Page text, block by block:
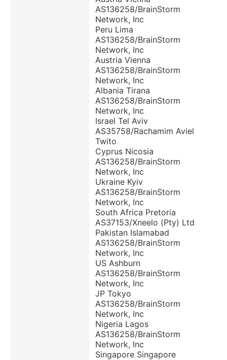
AS136258/BrainStorm
Network, Inc
Peru Lima
AS136258/BrainStorm
Network, Inc
Austria Vienna
AS136258/BrainStorm
Network, Inc
Albania Tirana
AS136258/BrainStorm
Network, Inc
Israel Tel Aviv
AS35758/Rachamim Aviel
Twito
Cyprus Nicosia
AS136258/BrainStorm
Network, Inc
Ukraine Kyiv
AS136258/BrainStorm
Network, Inc
South Africa Pretoria
AS37153/Xneelo (Pty) Ltd
Pakistan Islamabad
AS136258/BrainStorm
Network, Inc
US Ashburn
AS136258/BrainStorm
Network, Inc
JP Tokyo
AS136258/BrainStorm
Network, Inc
Nigeria Lagos
AS136258/BrainStorm
Network, Inc
Singapore Singapore